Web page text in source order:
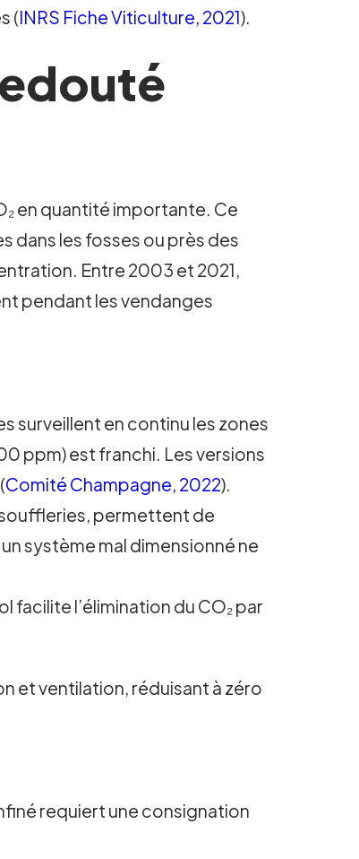
(INRS Fiche Viticulture, 2021).
en quantité importante. Ce
dans les fosses ou près des
Entre 2003 et 2021,
pendant les vendanges
surveillent en continu les zones
ppm) est franchi. Les versions
Comité Champagne, 2022).
permettent de
système mal dimensionné ne
facilite l’élimination du CO₂ par
et ventilation, réduisant à zéro
requiert une consignation